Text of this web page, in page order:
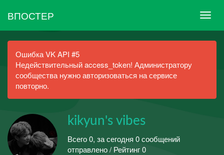
ВПОСТЕР
Ошибка VK API #5
Недействительный access_token! Администратору
сообщества нужно авторизоваться на сервисе
повторно.
kikyun's vibes
Всего 0, за сегодня 0 сообщений
отправлено / Рейтинг 0